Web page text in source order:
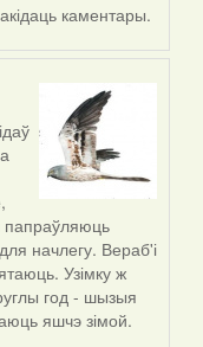
каментары.
папраўляюць
начлегу. Вераб'і
Узімку ж
год - шызыя
яшчэ зімой.